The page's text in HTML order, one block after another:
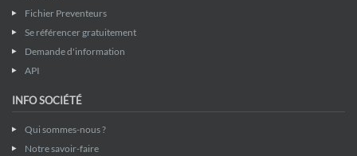
Fichier Preventeurs
Se référencer gratuitement
Demande d'information
API
INFO SOCIÉTÉ
Qui sommes-nous ?
Notre savoir-faire